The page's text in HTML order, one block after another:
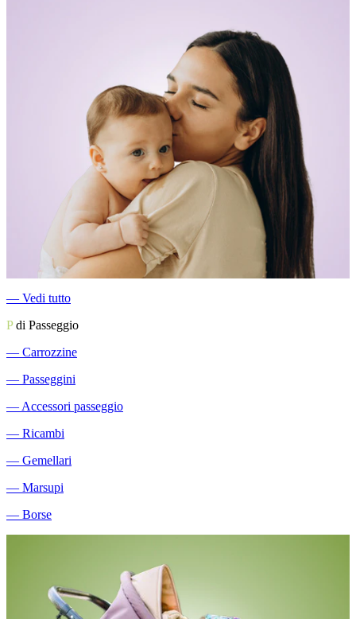
― Vedi tutto
Pdi Passeggio
― Carrozzine
― Passeggini
― Accessori passeggio
― Ricambi
― Gemellari
― Marsupi
― Borse